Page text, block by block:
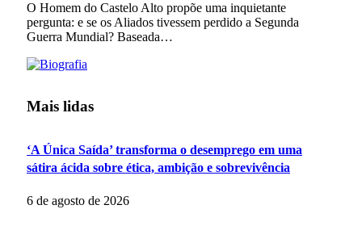
O Homem do Castelo Alto propõe uma inquietante
pergunta: e se os Aliados tivessem perdido a Segunda
Guerra Mundial? Baseada…
Mais lidas
‘A Única Saída’ transforma o desemprego em uma
sátira ácida sobre ética, ambição e sobrevivência
6 de agosto de 2026